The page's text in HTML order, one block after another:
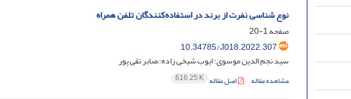
نوع شناسی نفرت از برند در استفاده‌کنندگان تلفن همراه
صفحه1-20
10.34785/J018.2022.307
سید نجم الدین موسوی؛ ایوب شیخی زاده؛ ًصابر تقی پور
مشاهده مقاله اصل مقاله 616.25 K